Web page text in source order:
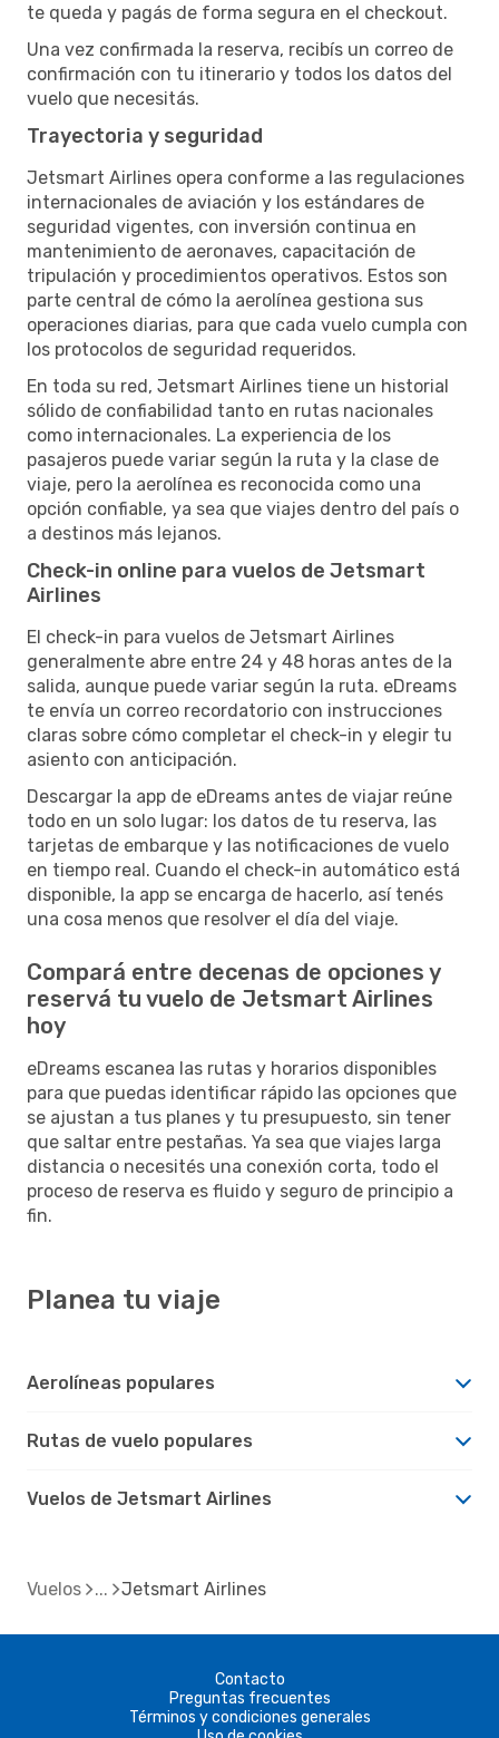
te queda y pagás de forma segura en el checkout.
Una vez confirmada la reserva, recibís un correo de
confirmación con tu itinerario y todos los datos del
vuelo que necesitás.
Trayectoria y seguridad
Jetsmart Airlines opera conforme a las regulaciones
internacionales de aviación y los estándares de
seguridad vigentes, con inversión continua en
mantenimiento de aeronaves, capacitación de
tripulación y procedimientos operativos. Estos son
parte central de cómo la aerolínea gestiona sus
operaciones diarias, para que cada vuelo cumpla con
los protocolos de seguridad requeridos.
En toda su red, Jetsmart Airlines tiene un historial
sólido de confiabilidad tanto en rutas nacionales
como internacionales. La experiencia de los
pasajeros puede variar según la ruta y la clase de
viaje, pero la aerolínea es reconocida como una
opción confiable, ya sea que viajes dentro del país o
a destinos más lejanos.
Check-in online para vuelos de Jetsmart
Airlines
El check-in para vuelos de Jetsmart Airlines
generalmente abre entre 24 y 48 horas antes de la
salida, aunque puede variar según la ruta. eDreams
te envía un correo recordatorio con instrucciones
claras sobre cómo completar el check-in y elegir tu
asiento con anticipación.
Descargar la app de eDreams antes de viajar reúne
todo en un solo lugar: los datos de tu reserva, las
tarjetas de embarque y las notificaciones de vuelo
en tiempo real. Cuando el check-in automático está
disponible, la app se encarga de hacerlo, así tenés
una cosa menos que resolver el día del viaje.
Compará entre decenas de opciones y
reservá tu vuelo de Jetsmart Airlines
hoy
eDreams escanea las rutas y horarios disponibles
para que puedas identificar rápido las opciones que
se ajustan a tus planes y tu presupuesto, sin tener
que saltar entre pestañas. Ya sea que viajes larga
distancia o necesités una conexión corta, todo el
proceso de reserva es fluido y seguro de principio a
fin.
Planea tu viaje
Aerolíneas populares
Rutas de vuelo populares
Vuelos de Jetsmart Airlines
Vuelos Jetsmart Airlines
Contacto
Preguntas frecuentes
Términos y condiciones generales